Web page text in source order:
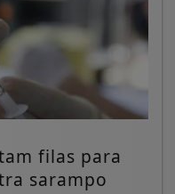
filas para
sarampo